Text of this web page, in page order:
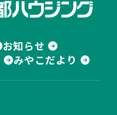
お知らせ
みやこだより